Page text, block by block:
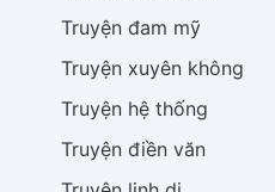
Truyệnđam mỹ
Truyện xuyên không
Truyện hệ thống
Truyệnđiền văn